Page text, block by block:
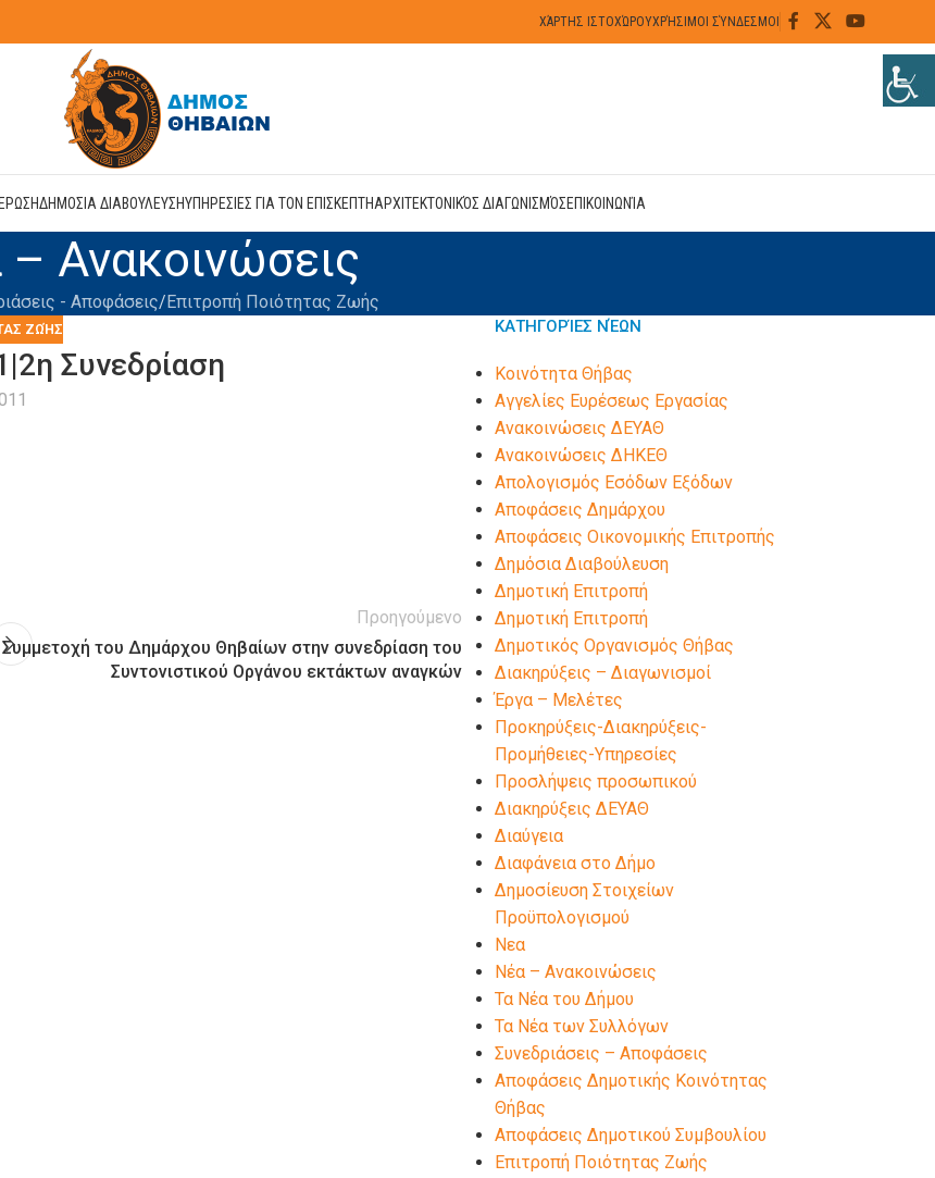
ΧΆΡΤΗΣ ΙΣΤΟΧΏΡΟΥΧΡΉΣΙΜΟΙ ΣΎΝΔΕΣΜΟΙ
ΔΗΜΟΣΙΑ ΔΙΑΒΟΥΛΕΥΣΗΥΠΗΡΕΣΙΕΣ ΓΙΑ ΤΟΝ ΕΠΙΣΚΕΠΤΗΑΡΧΙΤΕΚΤΟΝΙΚΌΣ ΔΙΑΓΩΝΙΣΜΌΣΕΠΙΚΟΙΝΩΝΊΑ
Ανακοινώσεις
- Αποφάσεις Επιτροπή Ποιότητας Ζωής
ΖΩΉΣ
Συνεδρίαση
Προηγούμενο
Συμμετοχή του Δημάρχου Θηβαίων στην συνεδρίαση του
Συντονιστικού Οργάνου εκτάκτων αναγκών
ΚΑΤΗΓΟΡΊΕΣ ΝΈΩΝ
Kοινότητα Θήβας
Αγγελίες Ευρέσεως Εργασίας
Ανακοινώσεις ΔΕΥΑΘ
Ανακοινώσεις ΔΗΚΕΘ
Απολογισμός Εσόδων Εξόδων
Αποφάσεις Δημάρχου
Αποφάσεις Οικονομικής Επιτροπής
Δημόσια Διαβούλευση
Δημοτική Επιτροπή
Δημοτική Επιτροπή
Δημοτικός Οργανισμός Θήβας
Διακηρύξεις – Διαγωνισμοί
Έργα – Μελέτες
Προκηρύξεις-Διακηρύξεις-
Προμήθειες-Υπηρεσίες
Προσλήψεις προσωπικού
Διακηρύξεις ΔΕΥΑΘ
Διαύγεια
Διαφάνεια στο Δήμο
Δημοσίευση Στοιχείων
Προϋπολογισμού
Νεα
Νέα – Ανακοινώσεις
Τα Νέα του Δήμου
Τα Νέα των Συλλόγων
Συνεδριάσεις – Αποφάσεις
Αποφάσεις Δημοτικής Κοινότητας
Θήβας
Αποφάσεις Δημοτικού Συμβουλίου
Επιτροπή Ποιότητας Ζωής